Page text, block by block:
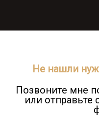
Не нашли
Позвоните мне
или отправьте